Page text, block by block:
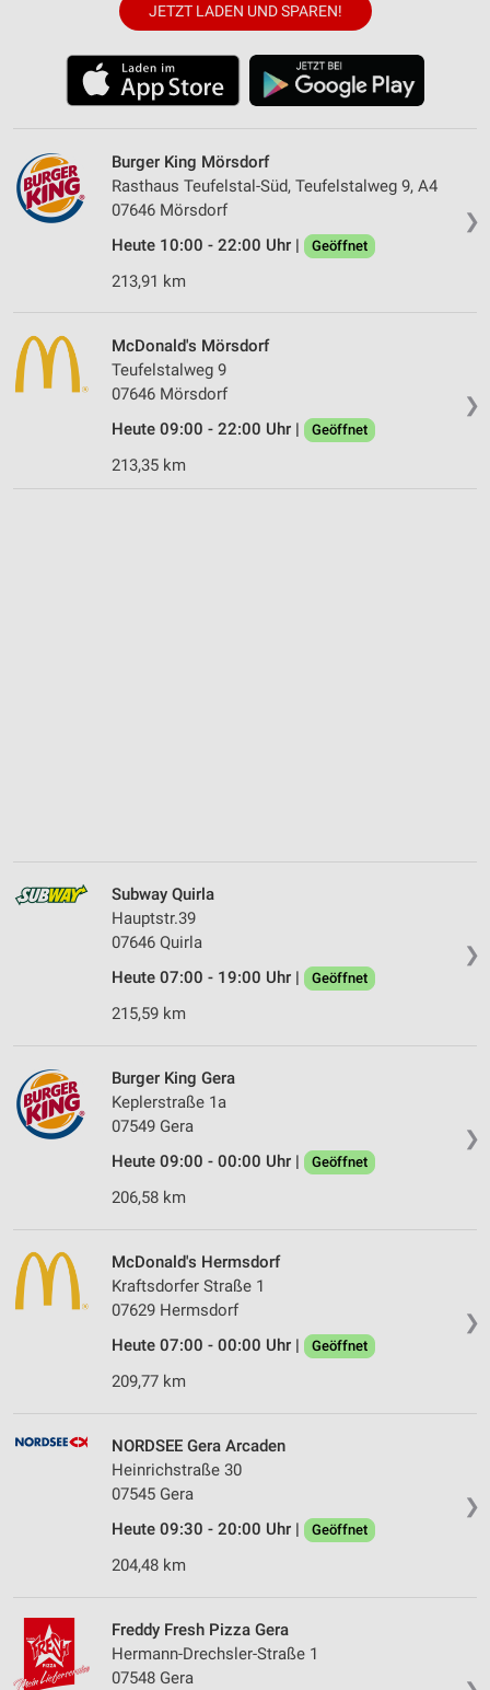
JETZT LADEN UND SPAREN!
❯
Burger King Mörsdorf
Rasthaus Teufelstal-Süd, Teufelstalweg 9, A4
07646 Mörsdorf
Heute 10:00 - 22:00 Uhr |
Geöffnet
213,91 km
❯
McDonald's Mörsdorf
Teufelstalweg 9
07646 Mörsdorf
Heute 09:00 - 22:00 Uhr |
Geöffnet
213,35 km
❯
Subway Quirla
Hauptstr.39
07646 Quirla
Heute 07:00 - 19:00 Uhr |
Geöffnet
215,59 km
❯
Burger King Gera
Keplerstraße 1a
07549 Gera
Heute 09:00 - 00:00 Uhr |
Geöffnet
206,58 km
❯
McDonald's Hermsdorf
Kraftsdorfer Straße 1
07629 Hermsdorf
Heute 07:00 - 00:00 Uhr |
Geöffnet
209,77 km
❯
NORDSEE Gera Arcaden
Heinrichstraße 30
07545 Gera
Heute 09:30 - 20:00 Uhr |
Geöffnet
204,48 km
Freddy Fresh Pizza Gera
Hermann-Drechsler-Straße 1
07548 Gera